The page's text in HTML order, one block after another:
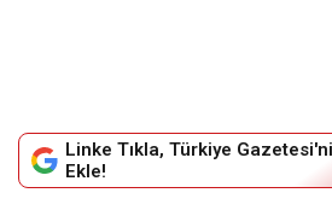
Linke Tıkla, Türkiye
Ekle!